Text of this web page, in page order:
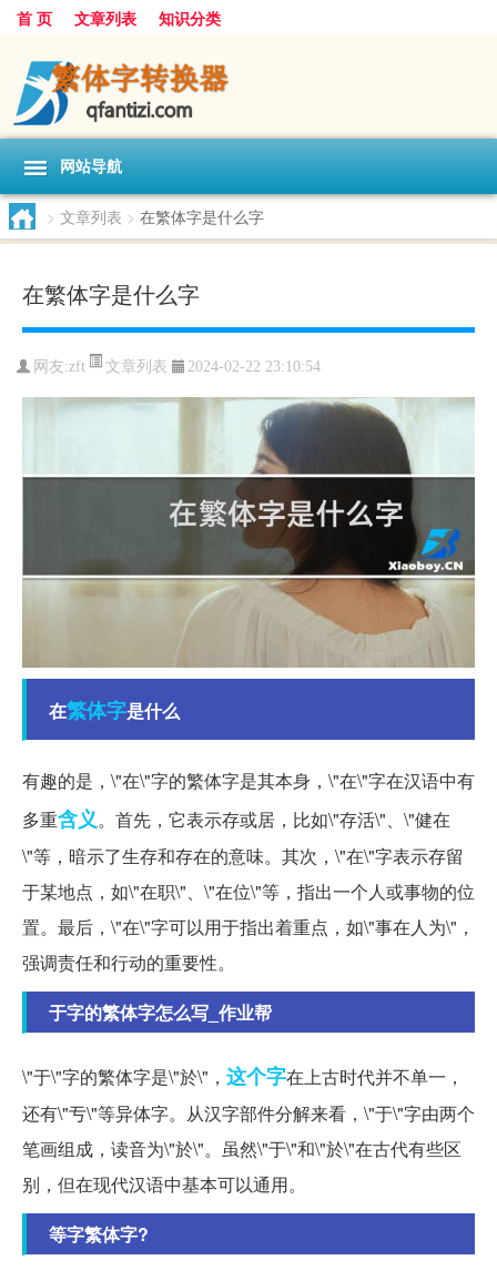
首 页 文章列表 知识分类
网站导航
> 文章列表 > 在繁体字是什么字
在繁体字是什么字
网友:zft 文章列表 2024-02-22 23:10:54
在繁体字是什么
有趣的是，\"在\"字的繁体字是其本身，\"在\"字在汉语中有
多重含义。首先，它表示存或居，比如\"存活\"、\"健在
\"等，暗示了生存和存在的意味。其次，\"在\"字表示存留
于某地点，如\"在职\"、\"在位\"等，指出一个人或事物的位
置。最后，\"在\"字可以用于指出着重点，如\"事在人为\"，
强调责任和行动的重要性。
于字的繁体字怎么写_作业帮
\"于\"字的繁体字是\"於\"， 这个字在上古时代并不单一，
还有\"亐\"等异体字。从汉字部件分解来看，\"于\"字由两个
笔画组成，读音为\"於\"。虽然\"于\"和\"於\"在古代有些区
别，但在现代汉语中基本可以通用。
等字繁体字?